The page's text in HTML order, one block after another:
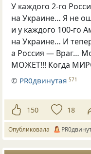
У каждого 2-го
на Украине… Я не
и у каждого 100-го
на Украине… И
а Россия — Враг…
МОЖЕТ!!! Когда
© PR0двинутая 571
150 18
Опубликовала